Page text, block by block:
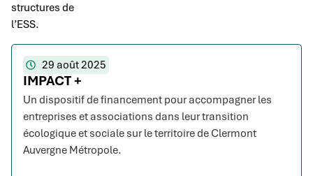
structures de
l’ESS.
29 août 2025
IMPACT +
Un dispositif de financement pour accompagner les
entreprises et associations dans leur transition
écologique et sociale sur le territoire de Clermont
Auvergne Métropole.